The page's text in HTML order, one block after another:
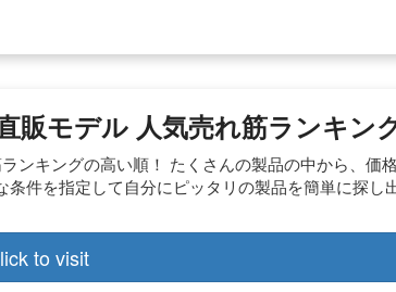
販モデル 人気売れ筋ランキン
ンキングの高い順！ たくさんの製品の中から、価
件を指定して自分にピッタリの製品を簡単に探し
to visit